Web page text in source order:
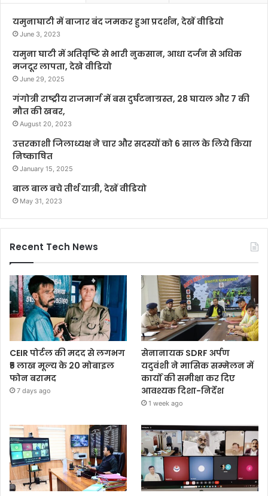
यमुनाघाटी में बाजार बंद जमकर हुआ प्रदर्शन, देखें वीडियो
June 3, 2023
यमुना घाटी में अतिवृष्टि से भारी नुकसान, आधा दर्जन से अधिक
मजदूर लापता, देखे वीडियो
June 29, 2025
गंगोत्री राष्ट्रीय राजमार्ग में बस दुर्घटनाग्रस्त, 28 घायल और 7 की
मौत की खबर,
August 20, 2023
उत्तरकाशी जिलाध्यक्ष ने चार और सदस्यों को 6 साल के लिये किया
निष्काषित
January 15, 2025
बाल बाल बचे तीर्थ यात्री, देखें वीडियो
May 31, 2023
Recent Tech News
CEIR पोर्टल की मदद से लगभग
₹5 लाख मूल्य के 20 मोबाइल
फोन बरामद
7 days ago
सेनानायक SDRF अर्पण
यदुवंशी ने मासिक सम्मेलन में
कार्यों की समीक्षा कर दिए
आवश्यक दिशा-निर्देश
1 week ago